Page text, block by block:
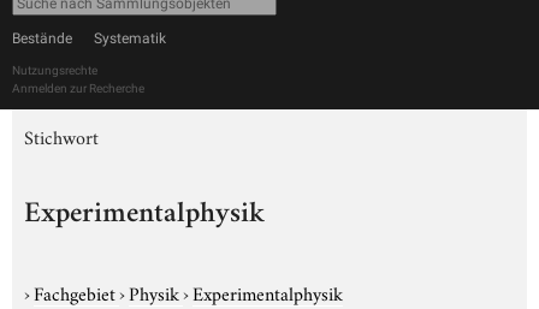
Bestände Systematik
Nutzungsrechte
Anmelden zur Recherche
Stichwort
Experimentalphysik
›Fachgebiet›Physik›Experimentalphysik